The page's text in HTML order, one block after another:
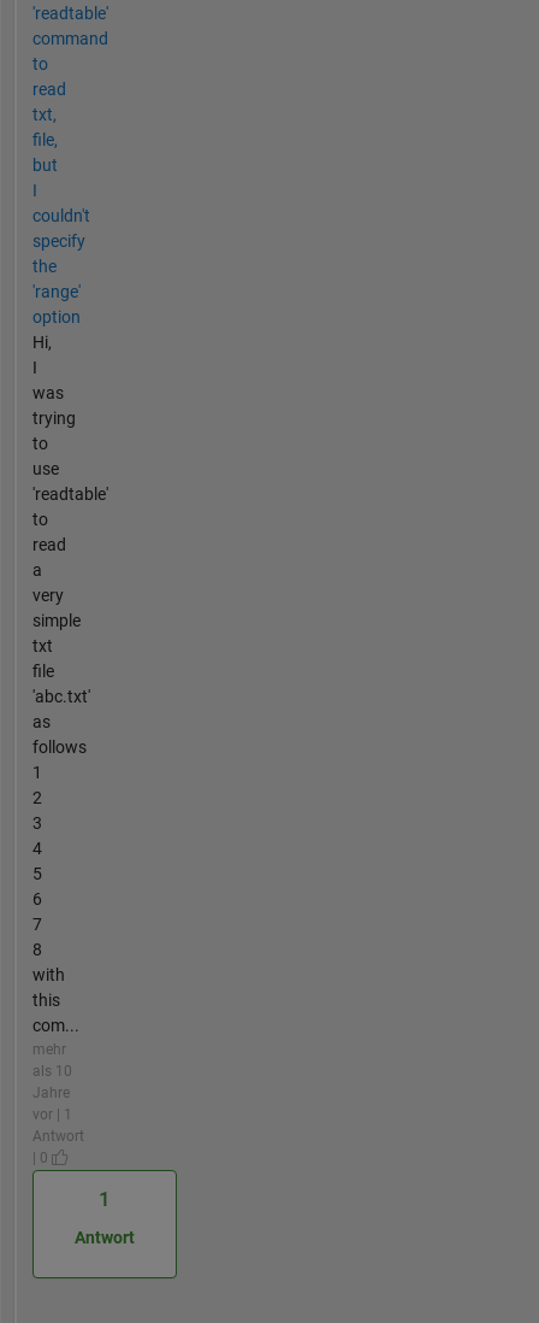
'readtable'
command
to
read
txt,
file,
but
I
couldn't
specify
the
'range'
option
Hi,
I
was
trying
to
use
'readtable'
to
read
a
very
simple
txt
file
'abc.txt'
as
follows
1
2
3
4
5
6
7
8
with
this
com...
mehr
als 10
Jahre
vor | 1
Antwort
| 0
1
Antwort